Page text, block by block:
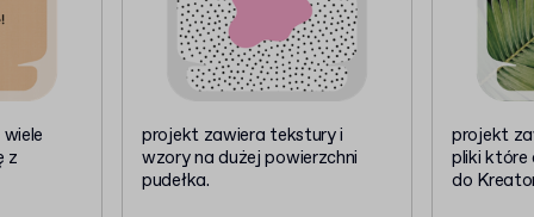
z
projekt zawiera tekstury i
wzory na dużej powierzchni
pudełka.
projekt
pliki które
do